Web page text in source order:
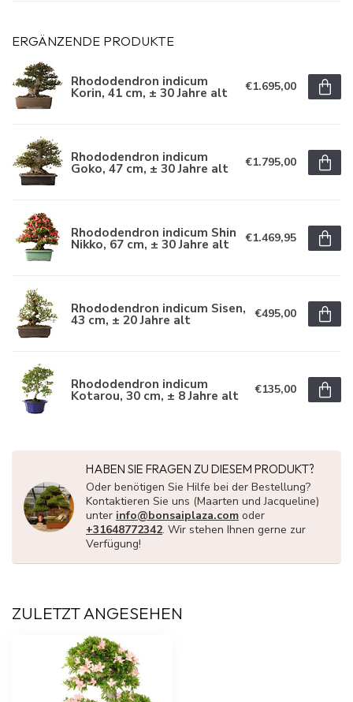
ERGÄNZENDE PRODUKTE
Rhododendron indicum
Korin, 41 cm, ± 30 Jahre alt €1.695,00
Rhododendron indicum
Goko, 47 cm, ± 30 Jahre alt €1.795,00
Rhododendron indicum Shin
Nikko, 67 cm, ± 30 Jahre alt €1.469,95
Rhododendron indicum Sisen,
43 cm, ± 20 Jahre alt €495,00
Rhododendron indicum
Kotarou, 30 cm, ± 8 Jahre alt €135,00
HABEN SIE FRAGEN ZU DIESEM PRODUKT?
Oder benötigen Sie Hilfe bei der Bestellung?
Kontaktieren Sie uns (Maarten und Jacqueline)
unter info@bonsaiplaza.com oder
+31648772342. Wir stehen Ihnen gerne zur
Verfügung!
ZULETZT ANGESEHEN